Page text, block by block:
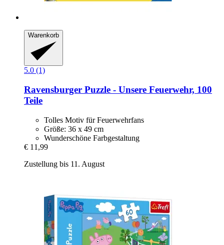
Warenkorb
5.0 (1)
Ravensburger Puzzle -​ Unsere Feuerwehr, 100
Teile
Tolles Motiv für Feuerwehrfans
Größe: 36 x 49 cm
Wunderschöne Farbgestaltung
€ 11,99
Zustellung bis 11. August